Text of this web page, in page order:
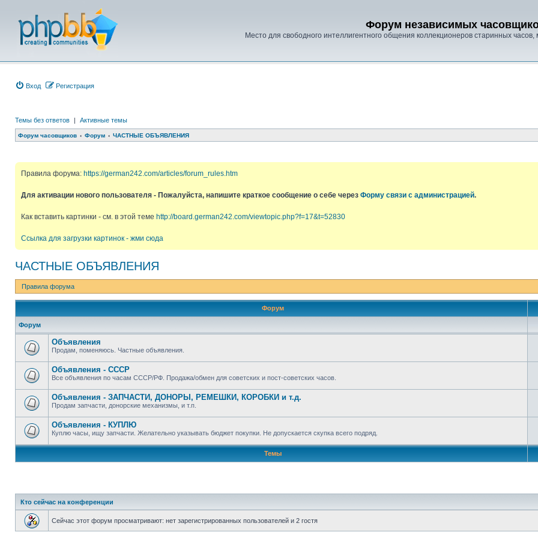
Форум независимых
Место для свободного интеллигентного общения коллекционеров старинных
Вход Регистрация
Темы без ответов | Активные темы
Форум часовщиков Форум ЧАСТНЫЕ ОБЪЯВЛЕНИЯ
Правила форума: https://german242.com/articles/forum_rules.htm
Для активации нового пользователя - Пожалуйста, напишите краткое сообщение о себе через Форму связи с администрацией.
Как вставить картинки - см. в этой теме http://board.german242.com/viewtopic.php?f=17&t=52830
Ссылка для загрузки картинок - жми сюда
ЧАСТНЫЕ ОБЪЯВЛЕНИЯ
Правила форума
Форум
Форум
Объявления
Продам, поменяюсь. Частные объявления.
Объявления - СССР
Все объявления по часам СССР/РФ. Продажа/обмен для советских и пост-советских часов.
Объявления - ЗАПЧАСТИ, ДОНОРЫ, РЕМЕШКИ, КОРОБКИ и т.д.
Продам запчасти, донорские механизмы, и т.п.
Объявления - КУПЛЮ
Куплю часы, ищу запчасти. Желательно указывать бюджет покупки. Не допускается скупка всего подряд.
Темы
Кто сейчас на конференции
Сейчас этот форум просматривают: нет зарегистрированных пользователей и 2 гостя